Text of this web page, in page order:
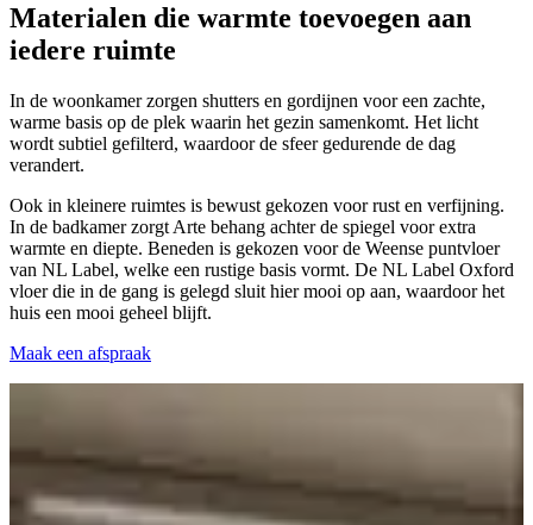
Materialen die warmte toevoegen aan
iedere ruimte
In de woonkamer zorgen shutters en gordijnen voor een zachte,
warme basis op de plek waarin het gezin samenkomt. Het licht
wordt subtiel gefilterd, waardoor de sfeer gedurende de dag
verandert.
Ook in kleinere ruimtes is bewust gekozen voor rust en verfijning.
In de badkamer zorgt Arte behang achter de spiegel voor extra
warmte en diepte. Beneden is gekozen voor de Weense puntvloer
van NL Label, welke een rustige basis vormt. De NL Label Oxford
vloer die in de gang is gelegd sluit hier mooi op aan, waardoor het
huis een mooi geheel blijft.
Maak een afspraak